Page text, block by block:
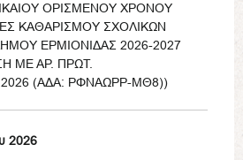
ΟΡΙΣΜΕΝΟΥ ΧΡΟΝΟΥ
ΚΑΘΑΡΙΣΜΟΥ ΣΧΟΛΙΚΩΝ
ΕΡΜΙΟΝΙΔΑΣ 2026-2027
ΜΕ ΑΡ. ΠΡΩΤ.
(ΑΔΑ: ΡΦΝΑΩΡΡ-ΜΘ8))
2026